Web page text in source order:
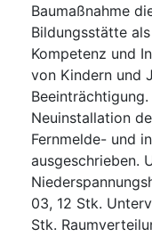
Baumaßnahme
Bildungsstätte
Kompetenz und
von Kindern und
Neuinstallation
Fernmelde- und
ausgeschrieben.
03, 12 Stk.
Stk.